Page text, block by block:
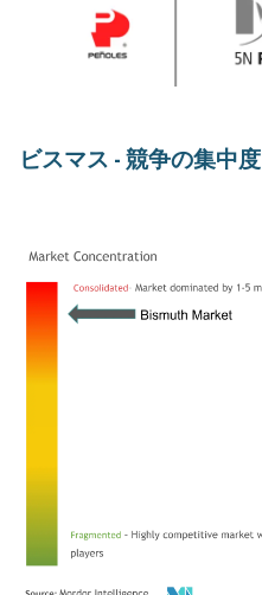
ビスマス - 競争の集中度